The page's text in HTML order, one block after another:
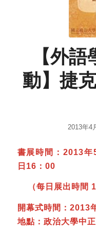
【外
動】捷
2013年4
書展時間：2013年
日 16 ： 00
（每日展出時間
開幕式時間： 2013
地點：政治大學中